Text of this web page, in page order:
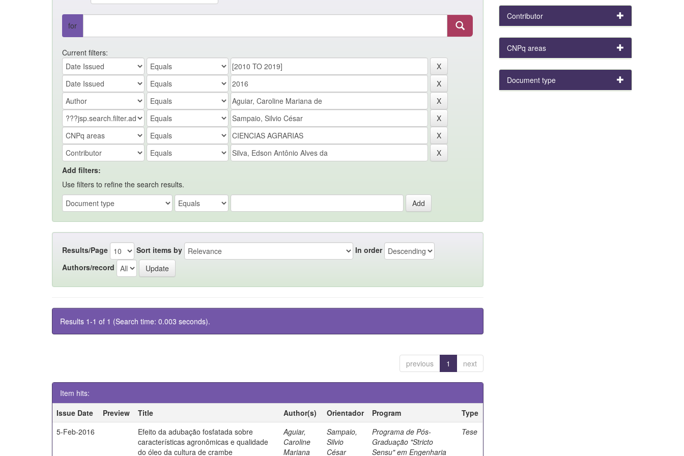
for
Current filters:
Add filters:
Use filters to refine the search results.
Results/Page Sort items by
In order
Authors/record
Results 1-1 of 1 (Search time: 0.003 seconds).
previous 1 next
Item hits:
Issue Date
Preview Title Author(s) Orientador Program
Type
5-Feb-2016
Efeito da adubação fosfatada sobre
características agronômicas e qualidade
do óleo da cultura de crambe
Aguiar,
Caroline
Mariana
Sampaio,
Silvio
César
Programa de Pós-
Graduação "Stricto
Sensu" em Engenharia
Tese
Contributor
CNPq areas
Document type